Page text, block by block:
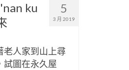
5
3 月 2019
ku
老人家到山上尋
試圖在永久屋